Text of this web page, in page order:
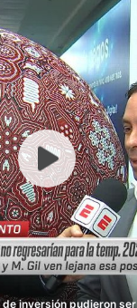
inversión pudieron